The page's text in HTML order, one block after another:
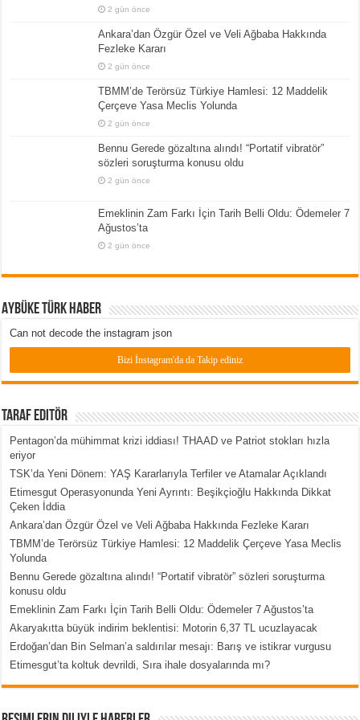
2 gün önce
Ankara’dan Özgür Özel ve Veli Ağbaba Hakkında
Fezleke Kararı
2 gün önce
TBMM’de Terörsüz Türkiye Hamlesi: 12 Maddelik
Çerçeve Yasa Meclis Yolunda
2 gün önce
Bennu Gerede gözaltına alındı! “Portatif vibratör”
sözleri soruşturma konusu oldu
2 gün önce
Emeklinin Zam Farkı İçin Tarih Belli Oldu: Ödemeler 7
Ağustos’ta
2 gün önce
Aybüke Türk Haber
Can not decode the instagram json
Bizi İnstagram'da da Takip ediniz
Taraf Editör
Pentagon’da mühimmat krizi iddiası! THAAD ve Patriot stokları hızla
eriyor
TSK’da Yeni Dönem: YAŞ Kararlarıyla Terfiler ve Atamalar Açıklandı
Etimesgut Operasyonunda Yeni Ayrıntı: Beşikçioğlu Hakkında Dikkat
Çeken İddia
Ankara’dan Özgür Özel ve Veli Ağbaba Hakkında Fezleke Kararı
TBMM’de Terörsüz Türkiye Hamlesi: 12 Maddelik Çerçeve Yasa Meclis
Yolunda
Bennu Gerede gözaltına alındı! “Portatif vibratör” sözleri soruşturma
konusu oldu
Emeklinin Zam Farkı İçin Tarih Belli Oldu: Ödemeler 7 Ağustos’ta
Akaryakıtta büyük indirim beklentisi: Motorin 6,37 TL ucuzlayacak
Erdoğan’dan Bin Selman’a saldırılar mesajı: Barış ve istikrar vurgusu
Etimesgut’ta koltuk devrildi, Sıra ihale dosyalarında mı?